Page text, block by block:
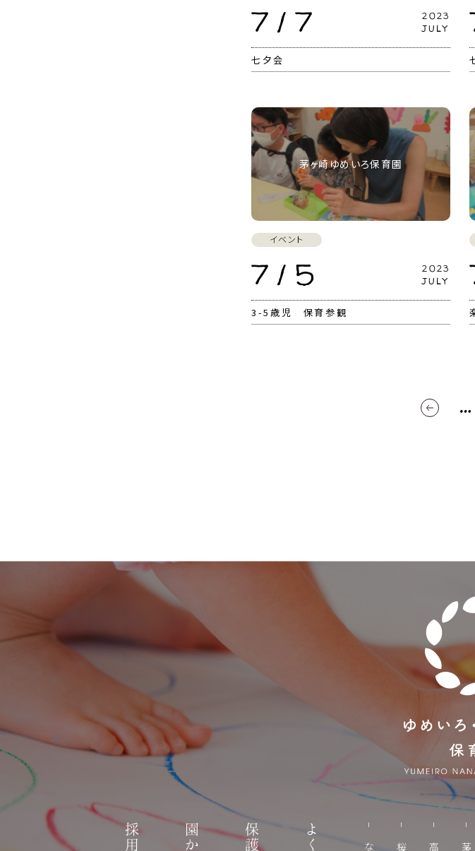
7 / 7
2023
JULY
七夕会
茅ヶ崎ゆめいろ保育園
イベント
7 / 5
2023
JULY
3-5歳児 保育参観